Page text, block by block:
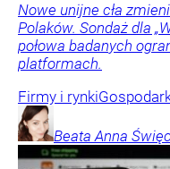
Nowe unijne cła
Polaków. Sondaż dla
połowa badanych
platformach.
Firmy i rynki
Beata Anna